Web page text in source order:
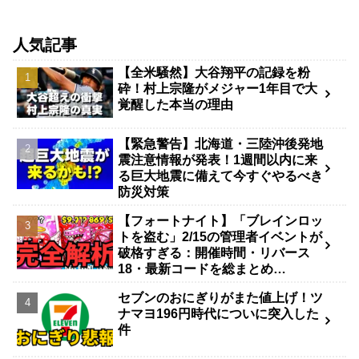
人気記事
【全米騒然】大谷翔平の記録を粉
砕！村上宗隆がメジャー1年目で大
覚醒した本当の理由
【緊急警告】北海道・三陸沖後発地
震注意情報が発表！1週間以内に来
る巨大地震に備えて今すぐやるべき
防災対策
【フォートナイト】「ブレインロッ
トを盗む」2/15の管理者イベントが
破格すぎる：開催時間・リバース
18・最新コードを総まとめ
セブンのおにぎりがまた値上げ！ツ
ナマヨ196円時代についに突入した
件